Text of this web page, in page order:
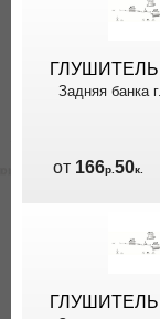
ГЛУШИТЕЛЬ
Задняя банка
от 166р. 50к.
ГЛУШИТЕЛЬ